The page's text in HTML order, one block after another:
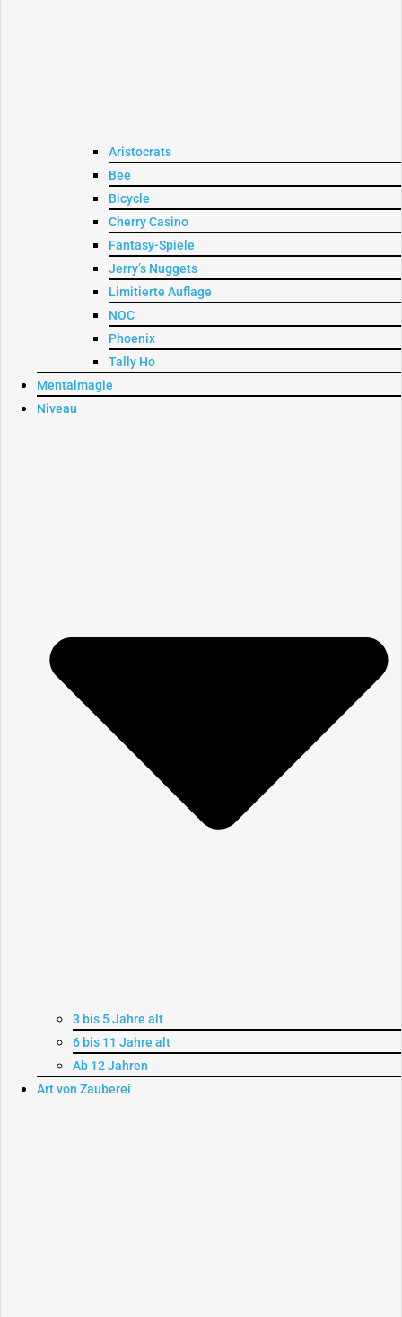
Aristocrats
Bee
Bicycle
Cherry Casino
Fantasy-Spiele
Jerry’s Nuggets
Limitierte Auflage
NOC
Phoenix
Tally Ho
Mentalmagie
Niveau
3 bis 5 Jahre alt
6 bis 11 Jahre alt
Ab 12 Jahren
Art von Zauberei